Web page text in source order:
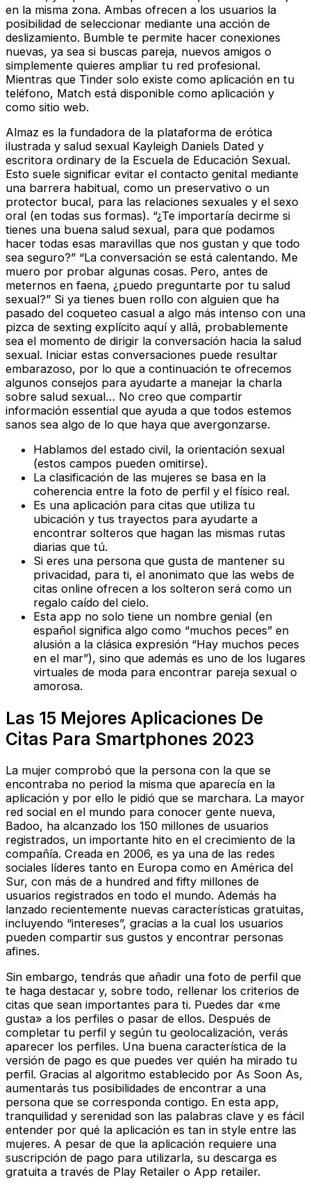
en la misma zona. Ambas ofrecen a los usuarios la
posibilidad de seleccionar mediante una acción de
deslizamiento. Bumble te permite hacer conexiones
nuevas, ya sea si buscas pareja, nuevos amigos o
simplemente quieres ampliar tu red profesional.
Mientras que Tinder solo existe como aplicación en tu
teléfono, Match está disponible como aplicación y
como sitio web.
Almaz es la fundadora de la plataforma de erótica
ilustrada y salud sexual Kayleigh Daniels Dated y
escritora ordinary de la Escuela de Educación Sexual.
Esto suele significar evitar el contacto genital mediante
una barrera habitual, como un preservativo o un
protector bucal, para las relaciones sexuales y el sexo
oral (en todas sus formas). “¿Te importaría decirme si
tienes una buena salud sexual, para que podamos
hacer todas esas maravillas que nos gustan y que todo
sea seguro?” “La conversación se está calentando. Me
muero por probar algunas cosas. Pero, antes de
meternos en faena, ¿puedo preguntarte por tu salud
sexual?” Si ya tienes buen rollo con alguien que ha
pasado del coqueteo casual a algo más intenso con una
pizca de sexting explícito aquí y allá, probablemente
sea el momento de dirigir la conversación hacia la salud
sexual. Iniciar estas conversaciones puede resultar
embarazoso, por lo que a continuación te ofrecemos
algunos consejos para ayudarte a manejar la charla
sobre salud sexual… No creo que compartir
información essential que ayuda a que todos estemos
sanos sea algo de lo que haya que avergonzarse.
Hablamos del estado civil, la orientación sexual
(estos campos pueden omitirse).
La clasificación de las mujeres se basa en la
coherencia entre la foto de perfil y el físico real.
Es una aplicación para citas que utiliza tu
ubicación y tus trayectos para ayudarte a
encontrar solteros que hagan las mismas rutas
diarias que tú.
Si eres una persona que gusta de mantener su
privacidad, para ti, el anonimato que las webs de
citas online ofrecen a los solteron será como un
regalo caído del cielo.
Esta app no solo tiene un nombre genial (en
español significa algo como “muchos peces” en
alusión a la clásica expresión “Hay muchos peces
en el mar”), sino que además es uno de los lugares
virtuales de moda para encontrar pareja sexual o
amorosa.
Las 15 Mejores Aplicaciones De
Citas Para Smartphones 2023
La mujer comprobó que la persona con la que se
encontraba no period la misma que aparecía en la
aplicación y por ello le pidió que se marchara. La mayor
red social en el mundo para conocer gente nueva,
Badoo, ha alcanzado los 150 millones de usuarios
registrados, un importante hito en el crecimiento de la
compañía. Creada en 2006, es ya una de las redes
sociales líderes tanto en Europa como en América del
Sur, con más de a hundred and fifty millones de
usuarios registrados en todo el mundo. Además ha
lanzado recientemente nuevas características gratuitas,
incluyendo “intereses”, gracias a la cual los usuarios
pueden compartir sus gustos y encontrar personas
afines.
Sin embargo, tendrás que añadir una foto de perfil que
te haga destacar y, sobre todo, rellenar los criterios de
citas que sean importantes para ti. Puedes dar «me
gusta» a los perfiles o pasar de ellos. Después de
completar tu perfil y según tu geolocalización, verás
aparecer los perfiles. Una buena característica de la
versión de pago es que puedes ver quién ha mirado tu
perfil. Gracias al algoritmo establecido por As Soon As,
aumentarás tus posibilidades de encontrar a una
persona que se corresponda contigo. En esta app,
tranquilidad y serenidad son las palabras clave y es fácil
entender por qué la aplicación es tan in style entre las
mujeres. A pesar de que la aplicación requiere una
suscripción de pago para utilizarla, su descarga es
gratuita a través de Play Retailer o App retailer.